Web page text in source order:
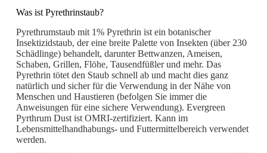
Was ist Pyrethrinstaub?
Pyrethrumstaub mit 1% Pyrethrin ist ein botanischer
Insektizidstaub, der eine breite Palette von Insekten (über 230
Schädlinge) behandelt, darunter Bettwanzen, Ameisen,
Schaben, Grillen, Flöhe, Tausendfüßler und mehr. Das
Pyrethrin tötet den Staub schnell ab und macht dies ganz
natürlich und sicher für die Verwendung in der Nähe von
Menschen und Haustieren (befolgen Sie immer die
Anweisungen für eine sichere Verwendung). Evergreen
Pyrthrum Dust ist OMRI-zertifiziert. Kann im
Lebensmittelhandhabungs- und Futtermittelbereich verwendet
werden.